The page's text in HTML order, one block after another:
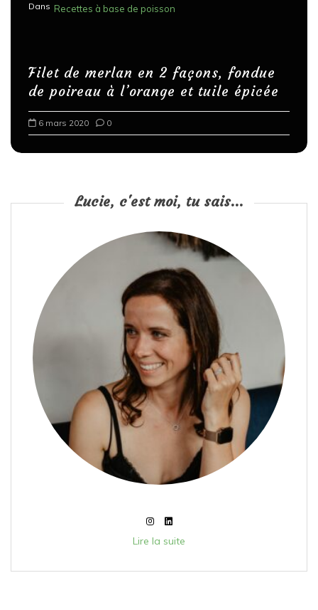
Dans Recettes à base de poisson
Filet de merlan en 2 façons, fondue
de poireau à l’orange et tuile épicée
6 mars 2020 0
Lucie, c'est moi, tu sais...
Lire la suite